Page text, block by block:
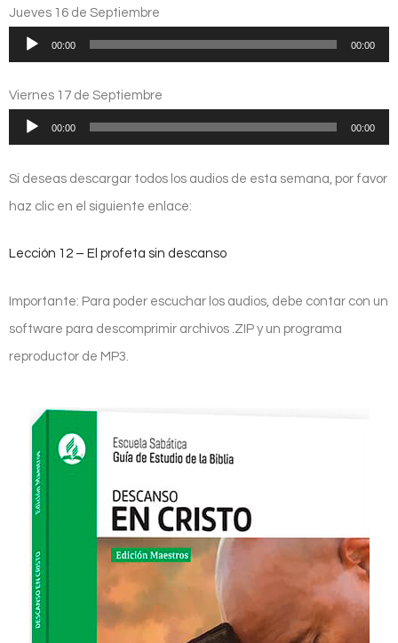
audio
Jueves 16 de Septiembre
Reproductor
audio
00:00 00:00
Viernes 17 de Septiembre
Reproductor
audio
00:00 00:00
Si deseas descargar todos los audios de esta semana, por favor
haz clic en el siguiente enlace:
Lección 12 – El profeta sin descanso
Importante: Para poder escuchar los audios, debe contar con un
software para descomprimir archivos .ZIP y un programa
reproductor de MP3.